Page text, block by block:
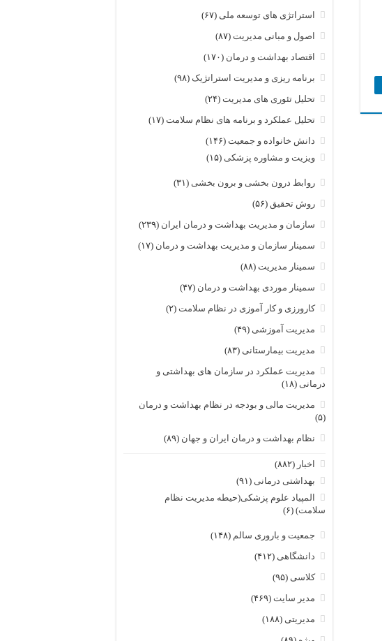
استراتژی های توسعه ملی (۶۷)
اصول و مبانی مدیریت(۸۷)
اقتصاد بهداشت و درمان (۱۷۰)
برنامه ریزی و مدیریت استراتژیک (۹۸)
تحلیل تئوری های مدیریت(۲۴)
تحلیل عملکرد و برنامه های نظام سلامت(۱۷)
دانش خانواده و جمعیت(۱۴۶)
ویزیت و مشاوره پزشکی (۱۵)
روابط درون بخشی و برون بخشی (۳۱)
روش تحقیق(۵۶)
سازمان و مدیریت بهداشت و درمان ایران (۲۳۹)
سمینار سازمان و مدیریت بهداشت و درمان (۱۷)
سمینار مدیریت(۸۸)
سمینار موردی بهداشت و درمان (۴۷)
کارورزی و کار آموزی در نظام سلامت(۲)
مدیریت آموزشی (۴۹)
مدیریت بیمارستانی (۸۳)
مدیریت عملکرد در سازمان های بهداشتی و
درمانی (۱۸)
مدیریت مالی و بودجه در نظام بهداشت و درمان
(۵)
نظام بهداشت و درمان ایران و جهان (۸۹)
اخبار (۸۸۲)
بهداشتی درمانی (۹۱)
المپیاد علوم پزشکی(حیطه مدیریت نظام
سلامت) (۶)
جمعیت و باروری سالم (۱۴۸)
دانشگاهی (۴۱۲)
کلاسی (۹۵)
مدیر سایت(۴۶۹)
مدیریتی (۱۸۸)